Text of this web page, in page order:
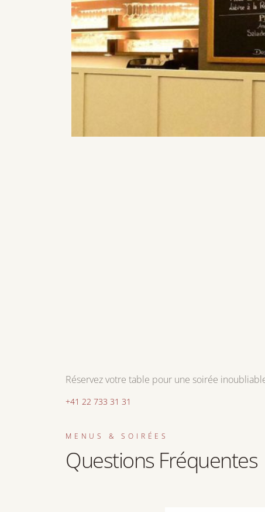
Réservez votre table pour une soirée
+41 22 733 31 31
MENUS & SOIRÉES
Questions Fréquentes